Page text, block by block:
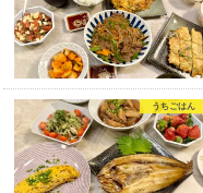
うちごはん